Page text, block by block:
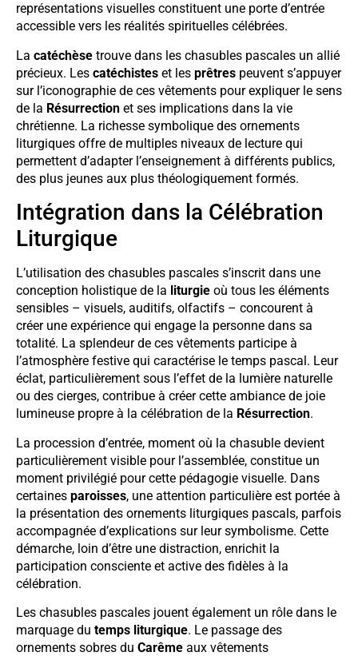
représentations visuelles constituent une porte d’entrée
accessible vers les réalités spirituelles célébrées.
La catéchèse trouve dans les chasubles pascales un allié
précieux. Les catéchistes et les prêtres peuvent s’appuyer
sur l’iconographie de ces vêtements pour expliquer le sens
de la Résurrection et ses implications dans la vie
chrétienne. La richesse symbolique des ornements
liturgiques offre de multiples niveaux de lecture qui
permettent d’adapter l’enseignement à différents publics,
des plus jeunes aux plus théologiquement formés.
Intégration dans la Célébration
Liturgique
L’utilisation des chasubles pascales s’inscrit dans une
conception holistique de la liturgie où tous les éléments
sensibles – visuels, auditifs, olfactifs – concourent à
créer une expérience qui engage la personne dans sa
totalité. La splendeur de ces vêtements participe à
l’atmosphère festive qui caractérise le temps pascal. Leur
éclat, particulièrement sous l’effet de la lumière naturelle
ou des cierges, contribue à créer cette ambiance de joie
lumineuse propre à la célébration de la Résurrection.
La procession d’entrée, moment où la chasuble devient
particulièrement visible pour l’assemblée, constitue un
moment privilégié pour cette pédagogie visuelle. Dans
certaines paroisses, une attention particulière est portée à
la présentation des ornements liturgiques pascals, parfois
accompagnée d’explications sur leur symbolisme. Cette
démarche, loin d’être une distraction, enrichit la
participation consciente et active des fidèles à la
célébration.
Les chasubles pascales jouent également un rôle dans le
marquage du temps liturgique. Le passage des
ornements sobres du Carême aux vêtements